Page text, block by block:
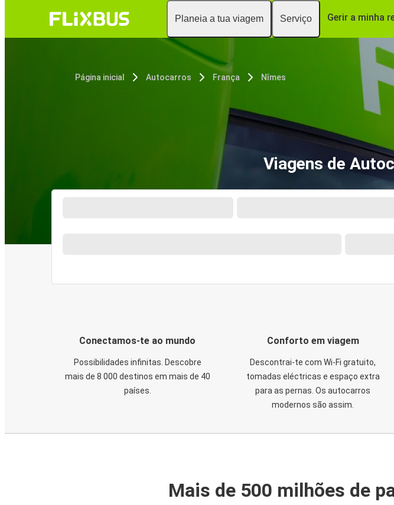
Planeia a tua viagem Serviço Gerir a minha
Página inicial Autocarros França Nîmes
Viagens de
Conectamos-te ao mundo
Possibilidades infinitas. Descobre
mais de 8 000 destinos em mais de 40
países.
Conforto em viagem
Descontrai-te com Wi-Fi gratuito,
tomadas eléctricas e espaço extra
para as pernas. Os autocarros
modernos são assim.
Mais de 500 milhões de